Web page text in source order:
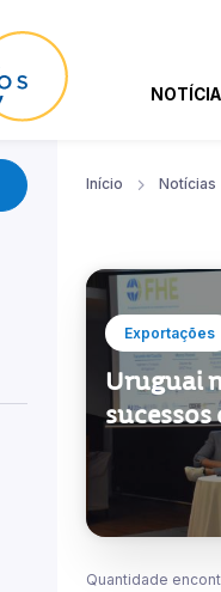
Início Notícias
Exportações
Uruguai
Quantidade